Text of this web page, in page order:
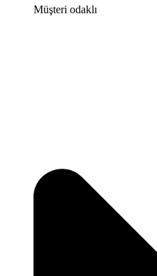
Müşteri odaklı